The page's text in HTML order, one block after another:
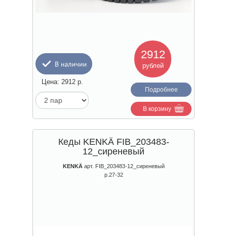
2912
рублей
Цена: 2912р.
Подробнее
В корзину
Кеды KENKÄ FIB_203483-
12_сиреневый
KENKÄарт. FIB_203483-12_сиреневый
р.27-32